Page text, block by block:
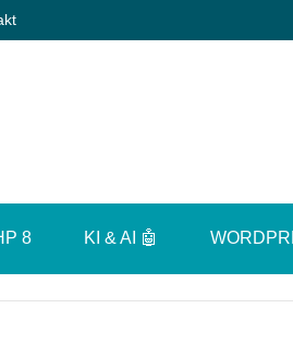
8 KI & AI 🤖